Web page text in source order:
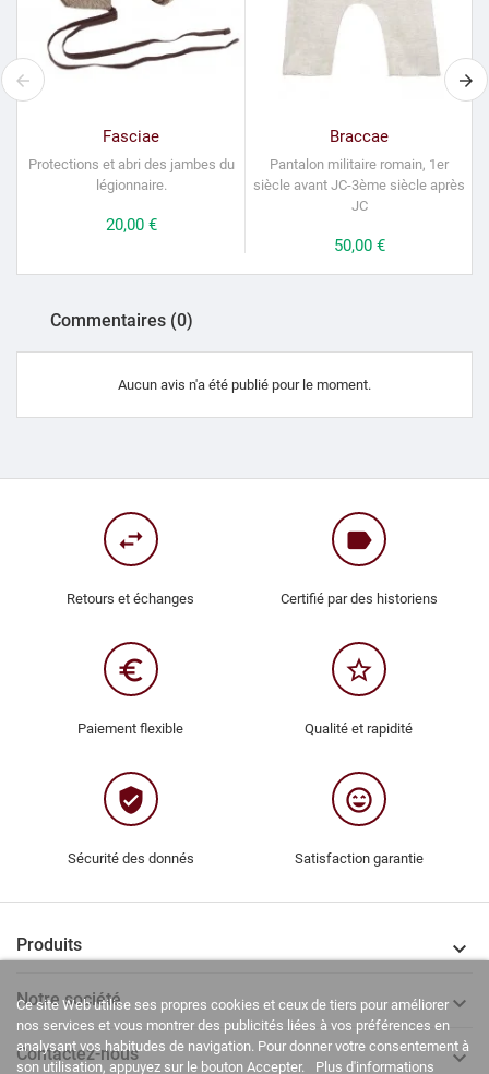
Fasciae
Protections et abri des jambes du
légionnaire.
Prix
20,00 €
Braccae
Pantalon militaire romain, 1er
siècle avant JC-3ème siècle après
JC
Prix
50,00 €
Commentaires (0)
Aucun avis n'a été publié pour le moment.
swap_horiz
Retours et échanges
label
Certifié par des historiens
euro_symbol
Paiement flexible
star_border
Qualité et rapidité
verified_user
Sécurité des donnés
sentiment_very_satisfied
Satisfaction garantie
Produits 
Notre société 
Contactez-nous 
Ce site Web utilise ses propres cookies et ceux de tiers pour améliorer
nos services et vous montrer des publicités liées à vos préférences en
analysant vos habitudes de navigation. Pour donner votre consentement à
son utilisation, appuyez sur le bouton Accepter.
Plus d'informations